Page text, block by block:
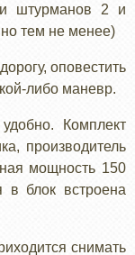
штурманов 2 и
тем не менее)
оповестить
либо маневр.
Комплект
производитель
мощность 150
в блок встроена
снимать